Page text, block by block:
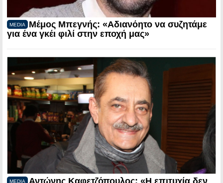
MEDIA
Μέμος Μπεγνής: «Αδιανόητο να συζητάμε
για ένα γκέι φιλί στην εποχή μας»
MEDIA Αντώνης Καφετζόπουλος: «Η επιτυχία δεν